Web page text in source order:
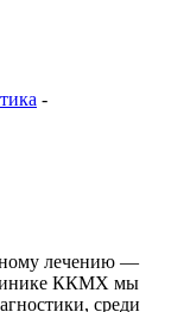
-
лечению —
ККМХ мы
среди